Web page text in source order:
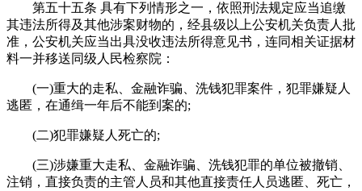
第五十五条 具有下列情形之一，依照刑法规定应当追缴
其违法所得及其他涉案财物的，经县级以上公安机关负责人批
准，公安机关应当出具没收违法所得意见书，连同相关证据材
料一并移送同级人民检察院：
(一)重大的走私、金融诈骗、洗钱犯罪案件，犯罪嫌疑人
逃匿，在通缉一年后不能到案的;
(二)犯罪嫌疑人死亡的;
(三)涉嫌重大走私、金融诈骗、洗钱犯罪的单位被撤销、
注销，直接负责的主管人员和其他直接责任人员逃匿、死亡，